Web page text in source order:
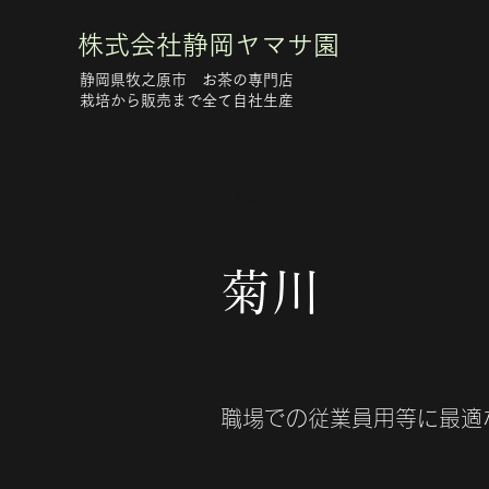
株式会社静岡ヤマサ園
静岡県牧之原市 お茶の専門店
​栽培から販売まで全て自社生産
菊川
職場での従業員用等に最